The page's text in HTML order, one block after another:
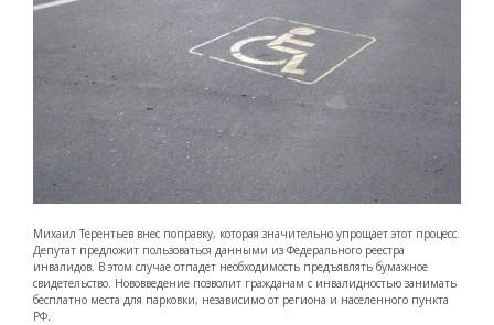
Михаил Терентьев внес поправку, которая значительно упрощает этот процесс.
Депутат предложит пользоваться данными из Федерального реестра
инвалидов. В этом случае отпадет необходимость предъявлять бумажное
свидетельство. Нововведение позволит гражданам с инвалидностью занимать
бесплатно места для парковки, независимо от региона и населенного пункта
РФ.